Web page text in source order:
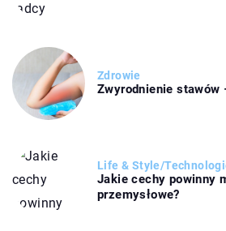
Zdrowie
Zwyrodnienie stawów
Life & Style/
Jakie cechy powinny
przemysłowe?